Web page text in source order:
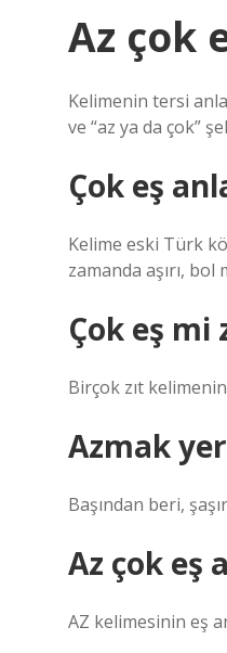
Az çok
Kelimenin tersi
ve “az ya da çok”
Çok eş
Kelime eski Türk
zamanda aşırı,
Çok eş mi
Birçok zıt
Azmak
Başından beri,
Az çok eş
AZ kelimesinin eş